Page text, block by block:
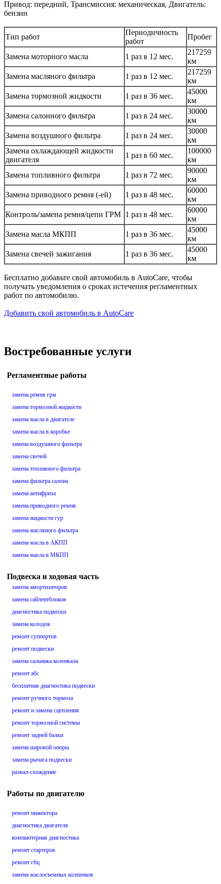
Привод: передний, Трансмиссия: механическая, Двигатель:
бензин
Тип работ
Периодичность
работ
Пробег
Замена моторного масла 1 раз в 12 мес.
217259
км
Замена масляного фильтра
1 раз в 12 мес.
217259
км
Замена тормозной жидкости
1 раз в 36 мес.
45000
км
Замена салонного фильтра
1 раз в 24 мес.
30000
км
Замена воздушного фильтра
1 раз в 24 мес.
30000
км
Замена охлаждающей жидкости
двигателя
1 раз в 60 мес.
100000
км
Замена топливного фильтра
1 раз в 72 мес.
90000
км
Замена приводного ремня (-ей)
1 раз в 48 мес.
60000
км
Контроль/замена ремня/цепи ГРМ 1 раз в 48 мес.
60000
км
Замена масла МКПП
1 раз в 36 мес.
45000
км
Замена свечей зажигания
1 раз в 36 мес.
45000
км
Бесплатно добавьте свой автомобиль в AutoCare, чтобы
получать уведомления о сроках истечения регламентных
работ по автомобилю.
Добавить свой автомобиль в AutoCare
Востребованные услуги
Регламентные работы
замена ремня грм
замена тормозной жидкости
замена масла в двигателе
замена масла в коробке
замена воздушного фильтра
замена свечей
замена топливного фильтра
замена фильтра салона
замена антифриза
замена приводного ремня
замена жидкости гур
замена масляного фильтра
замена масла в АКПП
замена масла в МКПП
Подвеска и ходовая часть
замена амортизаторов
замена сайлентблоков
диагностика подвески
замена колодок
ремонт суппортов
ремонт подвески
замена сальника коленвала
ремонт абс
бесплатная диагностика подвески
ремонт ручного тормоза
ремонт и замена сцепления
ремонт тормозной системы
ремонт задней балки
замена шаровой опоры
замена рычага подвески
развал-схождение
Работы по двигателю
ремонт инжектора
диагностика двигателя
компьютерная диагностика
ремонт стартеров
ремонт гбц
замена маслосъемных колпачков